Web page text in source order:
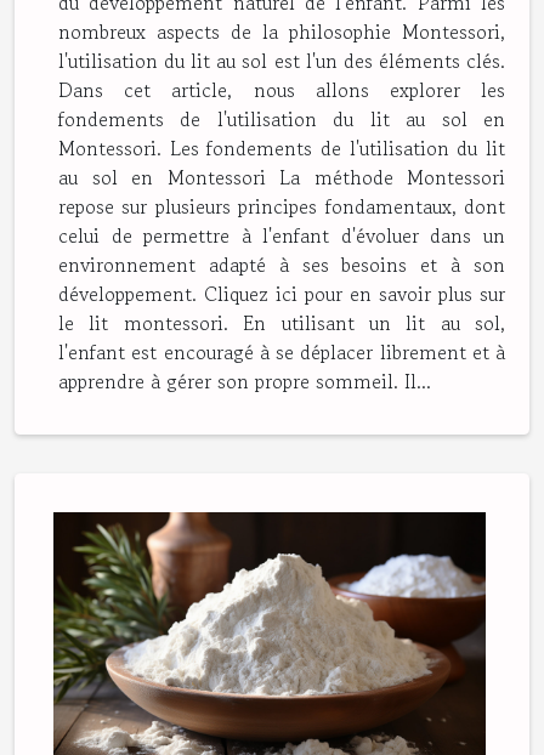
nombreux aspects de la philosophie Montessori,
l'utilisation du lit au sol est l'un des éléments clés.
Dans cet article, nous allons explorer les
fondements de l'utilisation du lit au sol en
Montessori. Les fondements de l'utilisation du lit
au sol en Montessori La méthode Montessori
repose sur plusieurs principes fondamentaux, dont
celui de permettre à l'enfant d'évoluer dans un
environnement adapté à ses besoins et à son
développement. Cliquez ici pour en savoir plus sur
le lit montessori. En utilisant un lit au sol,
l'enfant est encouragé à se déplacer librement et à
apprendre à gérer son propre sommeil. Il...